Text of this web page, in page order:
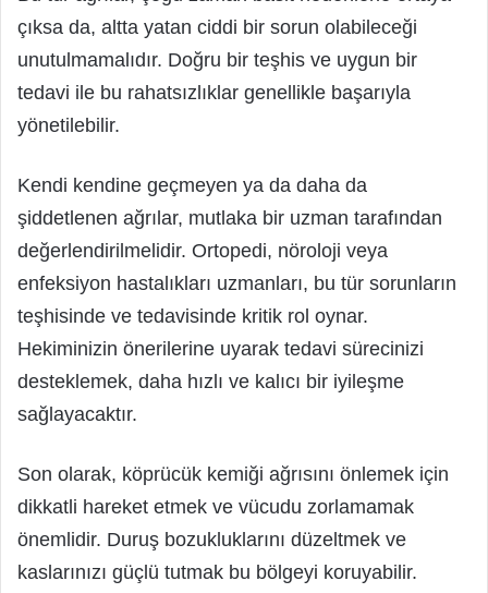
çıksa da, altta yatan ciddi bir sorun olabileceği
unutulmamalıdır. Doğru bir teşhis ve uygun bir
tedavi ile bu rahatsızlıklar genellikle başarıyla
yönetilebilir.
Kendi kendine geçmeyen ya da daha da
şiddetlenen ağrılar, mutlaka bir uzman tarafından
değerlendirilmelidir. Ortopedi, nöroloji veya
enfeksiyon hastalıkları uzmanları, bu tür sorunların
teşhisinde ve tedavisinde kritik rol oynar.
Hekiminizin önerilerine uyarak tedavi sürecinizi
desteklemek, daha hızlı ve kalıcı bir iyileşme
sağlayacaktır.
Son olarak, köprücük kemiği ağrısını önlemek için
dikkatli hareket etmek ve vücudu zorlamamak
önemlidir. Duruş bozukluklarını düzeltmek ve
kaslarınızı güçlü tutmak bu bölgeyi koruyabilir.